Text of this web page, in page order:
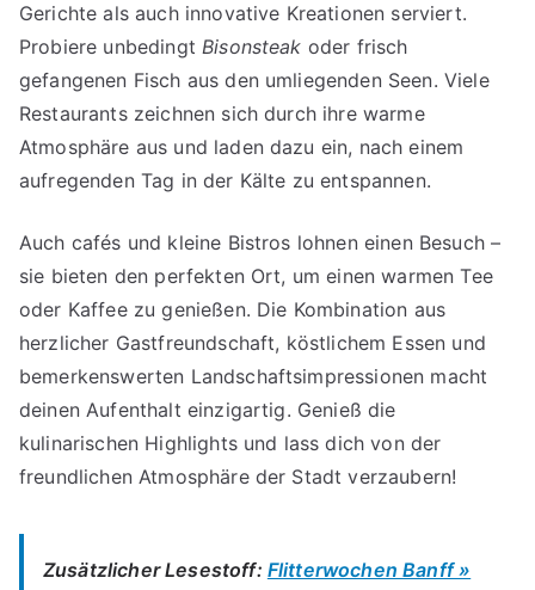
Gerichte als auch innovative Kreationen serviert.
Probiere unbedingtBisonsteak oder frisch
gefangenen Fisch aus den umliegenden Seen. Viele
Restaurants zeichnen sich durch ihre warme
Atmosphäre aus und laden dazu ein, nach einem
aufregenden Tag in der Kälte zu entspannen.
Auch cafés und kleine Bistros lohnen einen Besuch –
sie bieten den perfekten Ort, um einen warmen Tee
oder Kaffee zu genießen. Die Kombination aus
herzlicher Gastfreundschaft, köstlichem Essen und
bemerkenswerten Landschaftsimpressionen macht
deinen Aufenthalt einzigartig. Genieß die
kulinarischen Highlights und lass dich von der
freundlichen Atmosphäre der Stadt verzaubern!
Zusätzlicher Lesestoff: Flitterwochen Banff »